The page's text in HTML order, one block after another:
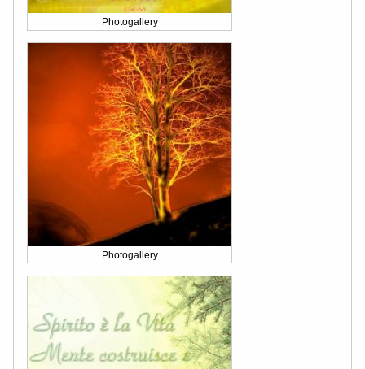
Photogallery
Photogallery